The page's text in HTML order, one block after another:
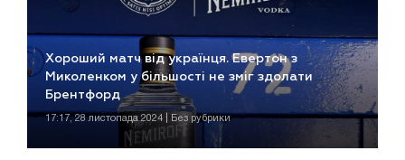
Хороший матч від українця. Евертон з
Миколенком у більшості не зміг здолати
Брентфорд
17:17, 28 листопада 2024 | Без рубрики